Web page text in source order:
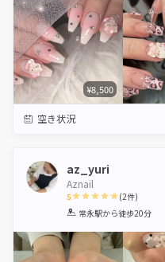
¥8,500
空き状況
az_yuri
Aznail
5
1 2 3 4 5
(2件)
常永駅から徒歩20分